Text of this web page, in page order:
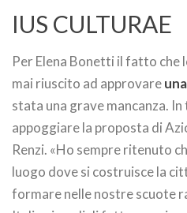
IUS CULTURAE
Per Elena Bonetti il fatto che
mai riuscito ad approvare
stata una grave mancanza. In
appoggiare la proposta di
Renzi. «Ho sempre ritenuto
luogo dove si costruisce la
formare nelle nostre scuote